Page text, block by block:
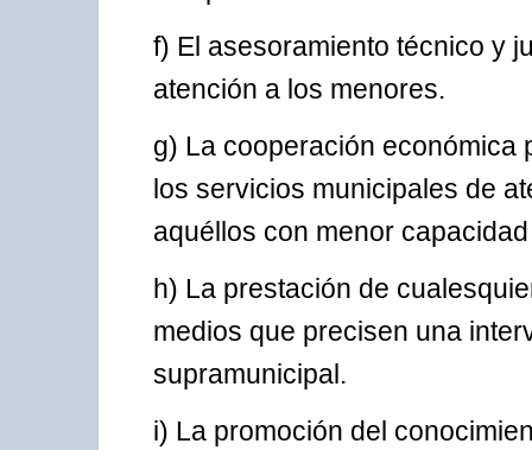
f) El asesoramiento técnico y
atención a los menores.
g) La cooperación económica
los servicios municipales de
aquéllos con menor
h) La prestación de
medios que precisen una
supramunicipal.
i) La promoción del